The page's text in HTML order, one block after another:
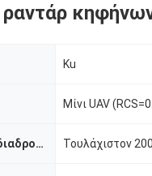
ραντάρ
Ku
Μίνι UAV
Αριθμός στόχων διαδρομής Τουλάχιστον 200